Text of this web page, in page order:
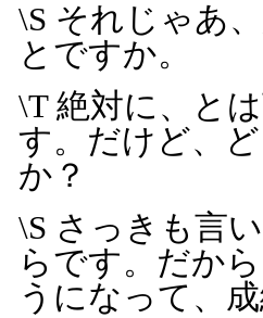
\S それじゃあ
とですか。
\T 絶対に、と
す。だけど、
か？
\S さっきも言
らです。だか
うになって、